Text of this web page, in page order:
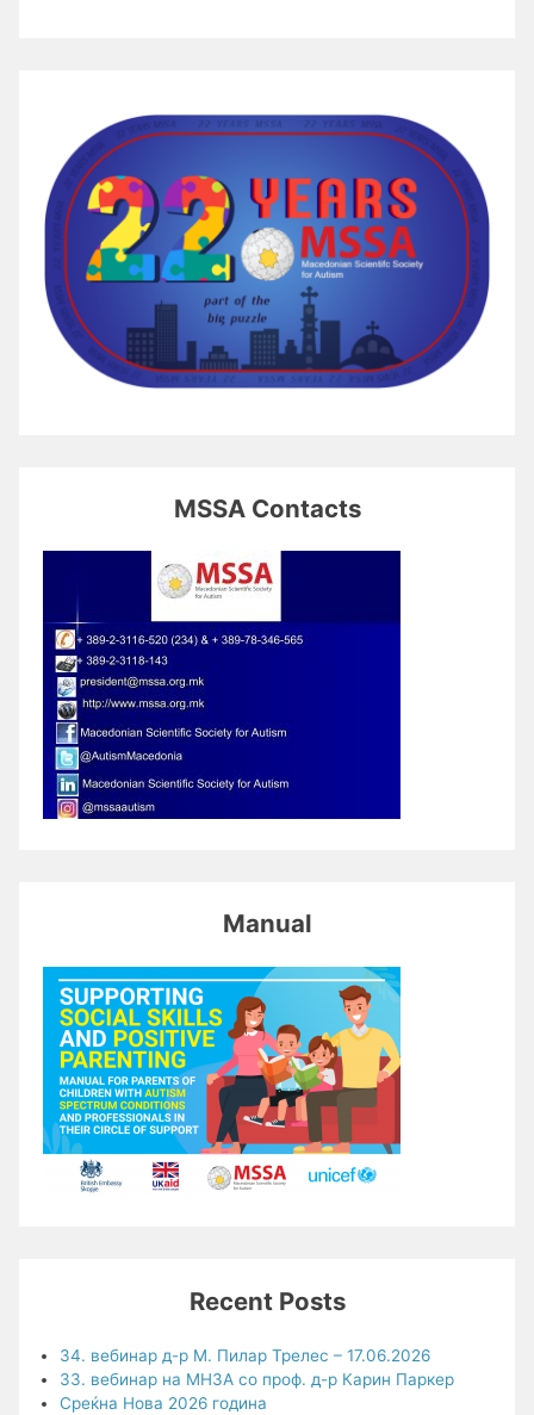
MSSA Contacts
Manual
Recent Posts
34. вебинар д-р М. Пилар Трелес – 17.06.2026
33. вебинар на МНЗА со проф. д-р Карин Паркер
Среќна Нова 2026 година